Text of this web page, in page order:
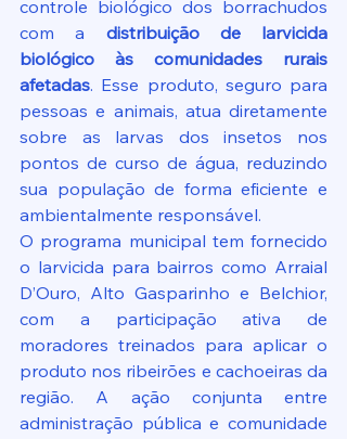
controle biológico dos borrachudos
com a distribuição de larvicida
biológico às comunidades rurais
afetadas. Esse produto, seguro para
pessoas e animais, atua diretamente
sobre as larvas dos insetos nos
pontos de curso de água, reduzindo
sua população de forma eficiente e
ambientalmente responsável.
O programa municipal tem fornecido
o larvicida para bairros como Arraial
D’Ouro, Alto Gasparinho e Belchior,
com a participação ativa de
moradores treinados para aplicar o
produto nos ribeirões e cachoeiras da
região. A ação conjunta entre
administração pública e comunidade